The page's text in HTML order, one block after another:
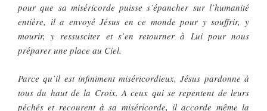
pour que sa miséricorde puisse s’épancher sur l’humanité
entière, il a envoyé Jésus en ce monde pour y souffrir, y
mourir, y ressusciter et s’en retourner à Lui pour nous
préparer une place au Ciel.
Parce qu’il est infiniment miséricordieux, Jésus pardonne à
tous du haut de la Croix. A ceux qui se repentent de leurs
péchés et recourent à sa miséricorde, il accorde même la